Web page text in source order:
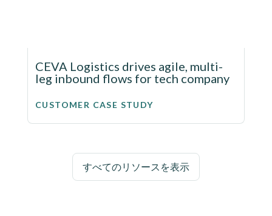
CEVA Logistics drives agile, multi-
leg inbound flows for tech company
CUSTOMER CASE STUDY
すべてのリソースを表示